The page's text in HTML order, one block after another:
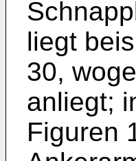
liegt
30,
anliegt;
Figuren